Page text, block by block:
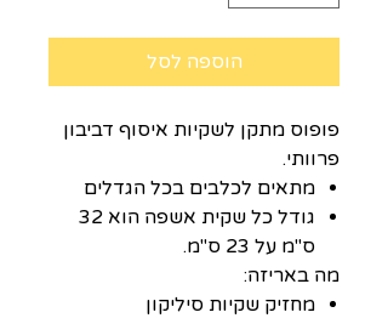
הוספה לסל
פופוס מתקן לשקיות איסוף דביבון
פרוותי.
מתאים לכלבים בכל הגדלים
גודל כל שקית אשפה הוא 32
ס"מ על 23 ס"מ.
מה באריזה:
מחזיק שקיות סיליקון